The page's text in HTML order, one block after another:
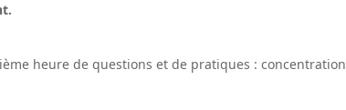
heure de questions et de pratiques :